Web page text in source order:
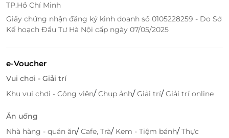
tiện lợi trong tích tắc
LifeLink
giảm giá
mỗi ngày, từ nghỉ dưỡng đến ẩm thực, làm
TP.Hồ Chí Minh
Giấy chứng nhận đăng ký kinh doanh số 0105228259 - Do Sở
Kế hoạch Đầu Tư Hà Nội cấp ngày 07/05/2025
e-Voucher
Vui chơi - Giải trí
Khu vui chơi - Công viên/Chụp ảnh/Giải trí/Giải trí online
Ăn uống
Nhà hàng - quán ăn/Cafe, Trà/ Kem - Tiệm bánh/Thực